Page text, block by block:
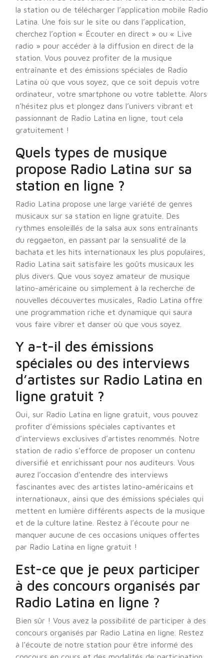
la station ou de télécharger l’application mobile Radio
Latina. Une fois sur le site ou dans l’application,
cherchez l’option « Écouter en direct » ou « Live
radio » pour accéder à la diffusion en direct de la
station. Vous pouvez profiter de la musique
entraînante et des émissions spéciales de Radio
Latina où que vous soyez, que ce soit depuis votre
ordinateur, votre smartphone ou votre tablette. Alors
n’hésitez plus et plongez dans l’univers vibrant et
passionnant de Radio Latina en ligne, tout cela
gratuitement !
Quels types de musique
propose Radio Latina sur sa
station en ligne ?
Radio Latina propose une large variété de genres
musicaux sur sa station en ligne gratuite. Des
rythmes ensoleillés de la salsa aux sons entraînants
du reggaeton, en passant par la sensualité de la
bachata et les hits internationaux les plus populaires,
Radio Latina sait satisfaire les goûts musicaux les
plus divers. Que vous soyez amateur de musique
latino-américaine ou simplement à la recherche de
nouvelles découvertes musicales, Radio Latina offre
une programmation riche et dynamique qui saura
vous faire vibrer et danser où que vous soyez.
Y a-t-il des émissions
spéciales ou des interviews
d’artistes sur Radio Latina en
ligne gratuit ?
Oui, sur Radio Latina en ligne gratuit, vous pouvez
profiter d’émissions spéciales captivantes et
d’interviews exclusives d’artistes renommés. Notre
station de radio s’efforce de proposer un contenu
diversifié et enrichissant pour nos auditeurs. Vous
aurez l’occasion d’entendre des interviews
fascinantes avec des artistes latino-américains et
internationaux, ainsi que des émissions spéciales qui
mettent en lumière différents aspects de la musique
et de la culture latine. Restez à l’écoute pour ne
manquer aucune de ces occasions uniques offertes
par Radio Latina en ligne gratuit !
Est-ce que je peux participer
à des concours organisés par
Radio Latina en ligne ?
Bien sûr ! Vous avez la possibilité de participer à des
concours organisés par Radio Latina en ligne. Restez
à l’écoute de notre station pour être informé des